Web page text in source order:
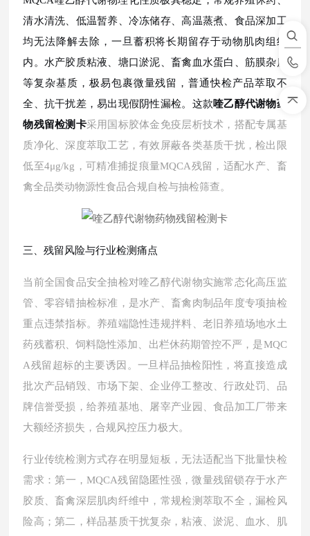
清水清洗、低温暂养、冷冻储存、高温蒸煮、食品深加工
均无法降解去除，一旦蓄积将长期留存于动物肌肉组织
内。水产胶质粘液、塘口淤泥、畜禽血水蛋白、筋膜杂质
等复杂基质，极易包裹微量残留，普通快检产品萃取不
全、抗干扰差，易出现假阴性漏检。这款喹乙醇代谢物药
物残留检测卡采用国标胶体金免疫层析技术，搭配专属基
质净化、深度萃取工艺，有效屏蔽各类基质干扰，检出限
低至4μg/kg，可精准捕捉痕量MQCA残留，适配水产、畜
禽全品类动物源性食品合规自检与抽检筛查。
三、残留风险与行业检测痛点
当前全国食品安全抽检对喹乙醇代谢物实施常态化高压监
管、零容错抽检标准，是水产、畜禽肉制品年度专项抽检
重点违禁指标。养殖端隐性违规拌料、老旧养殖场地水土
药残蓄积、饲料隐性添加、出栏休药期管控不严，是MQC
A残留超标的主要诱因。一旦样品抽检阳性，将直接造成
批次产品销毁、市场下架、企业停工整改、行政处罚、品
牌信誉受损，给养殖基地、屠宰产业园、食品加工厂带来
大额经济损失，合规风控压力极大。
行业传统检测方式存在明显短板，无法适配当下批量快检
需求：第一，MQCA残留隐匿性强，微量残留锁存于水产
胶质、畜禽深层肌肉纤维中，常规检测萃取不全，漏检风
险高；第二，样品基质干扰复杂，粘液、淤泥、血水、肌